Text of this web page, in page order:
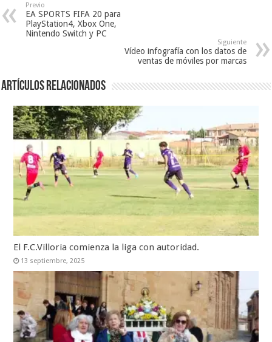
Previo
EA SPORTS FIFA 20 para
PlayStation4, Xbox One,
Nintendo Switch y PC
Siguiente
Vídeo infografía con los datos de
ventas de móviles por marcas
Artículos relacionados
El F.C.Villoria comienza la liga con autoridad.
13 septiembre, 2025